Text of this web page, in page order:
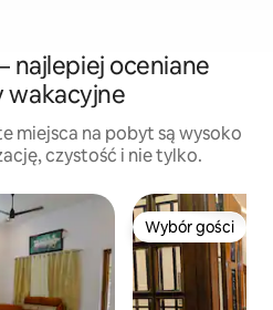
najlepiej oceniane
wakacyjne
miejsca na pobyt są wysoko
czystość i nie tylko.
Wybór gości
Wybór gości